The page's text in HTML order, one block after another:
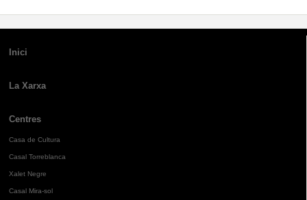
Inici
La Xarxa
Centres
Casa de Cultura
Casal Torreblanca
Xalet Negre
Casal Mira-sol